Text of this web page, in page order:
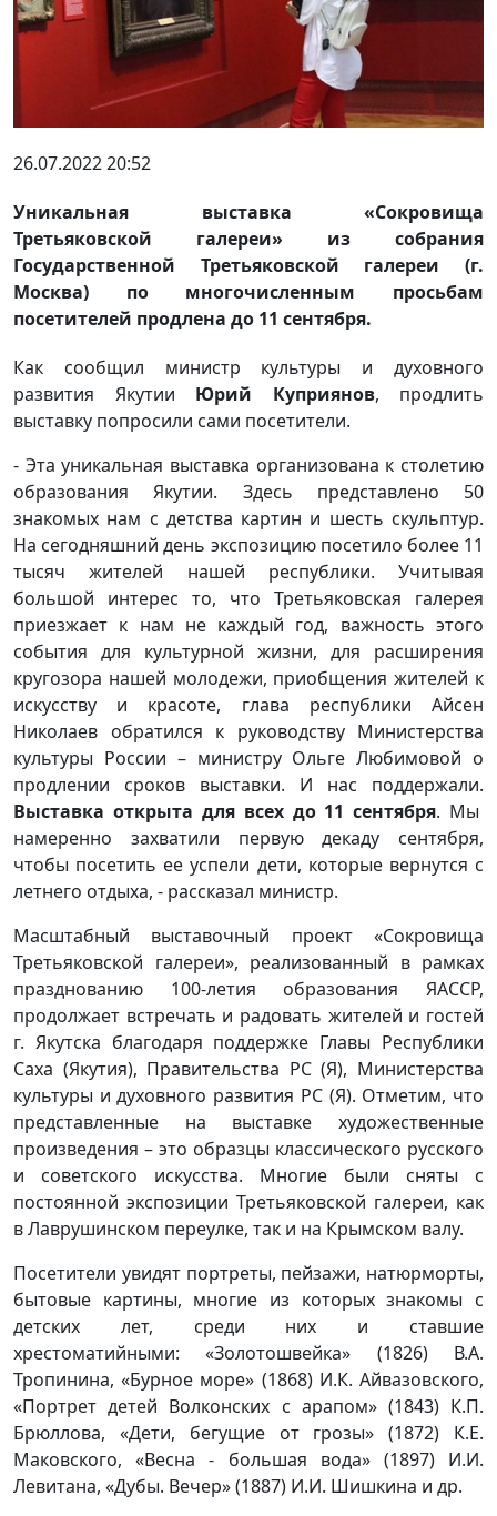
26.07.2022 20:52
Уникальная выставка «Сокровища
Третьяковской галереи» из собрания
Государственной Третьяковской галереи (г.
Москва) по многочисленным просьбам
посетителей продлена до 11 сентября.
Как сообщил министр культуры и духовного
развития Якутии Юрий Куприянов, продлить
выставку попросили сами посетители.
- Эта уникальная выставка организована к столетию
образования Якутии. Здесь представлено 50
знакомых нам с детства картин и шесть скульптур.
На сегодняшний день экспозицию посетило более 11
тысяч жителей нашей республики. Учитывая
большой интерес то, что Третьяковская галерея
приезжает к нам не каждый год, важность этого
события для культурной жизни, для расширения
кругозора нашей молодежи, приобщения жителей к
искусству и красоте, глава республики Айсен
Николаев обратился к руководству Министерства
культуры России – министру Ольге Любимовой о
продлении сроков выставки. И нас поддержали.
Выставка открыта для всех до 11 сентября. Мы
намеренно захватили первую декаду сентября,
чтобы посетить ее успели дети, которые вернутся с
летнего отдыха, - рассказал министр.
Масштабный выставочный проект «Сокровища
Третьяковской галереи», реализованный в рамках
празднованию 100-летия образования ЯАССР,
продолжает встречать и радовать жителей и гостей
г. Якутска благодаря поддержке Главы Республики
Саха (Якутия), Правительства РС (Я), Министерства
культуры и духовного развития РС (Я). Отметим, что
представленные на выставке художественные
произведения – это образцы классического русского
и советского искусства. Многие были сняты с
постоянной экспозиции Третьяковской галереи, как
в Лаврушинском переулке, так и на Крымском валу.
Посетители увидят портреты, пейзажи, натюрморты,
бытовые картины, многие из которых знакомы с
детских лет, среди них и ставшие
хрестоматийными: «Золотошвейка» (1826) В.А.
Тропинина, «Бурное море» (1868) И.К. Айвазовского,
«Портрет детей Волконских с арапом» (1843) К.П.
Брюллова, «Дети, бегущие от грозы» (1872) К.Е.
Маковского, «Весна - большая вода» (1897) И.И.
Левитана, «Дубы. Вечер» (1887) И.И. Шишкина и др.